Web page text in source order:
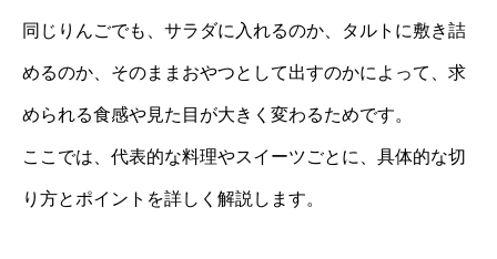
同じりんごでも、サラダに入れるのか、タルトに敷き詰
めるのか、そのままおやつとして出すのかによって、求
められる食感や見た目が大きく変わるためです。
ここでは、代表的な料理やスイーツごとに、具体的な切
り方とポイントを詳しく解説します。